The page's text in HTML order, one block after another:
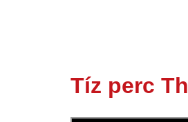
02 máj.
2020
Tíz perc